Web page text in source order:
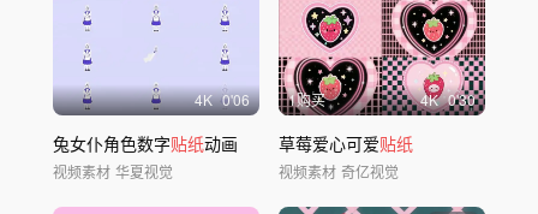
4K 0'06
兔女仆角色数字贴纸动画
视频素材 华夏视觉
1购买 4K 0'30
草莓爱心可爱贴纸
视频素材 奇亿视觉